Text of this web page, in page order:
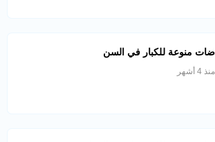
منوعة للكبار في السن
منذ 4 أشهر